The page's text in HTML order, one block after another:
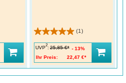
(1)
UVP
2
: 25,85 €*
Ihr Preis:
22,47 €*
13%